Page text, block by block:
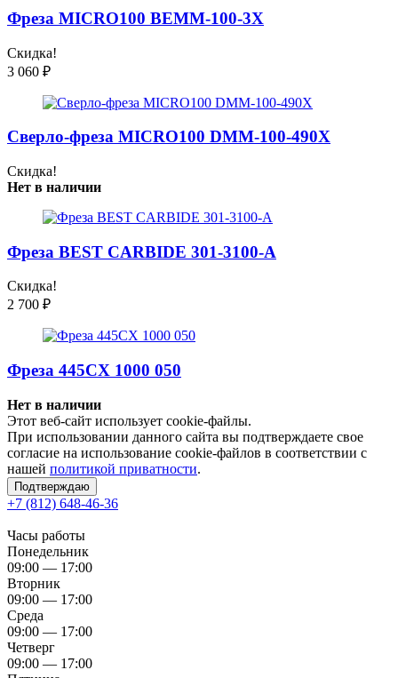
Фреза MICRO100 BEMM-100-3X
Скидка!
3 060 ₽
Сверло-фреза MICRO100 DMM-100-490X
Скидка!
Нет в наличии
Фреза BEST CARBIDE 301-3100-A
Скидка!
2 700 ₽
Фреза 445CX 1000 050
Нет в наличии
Этот веб-сайт использует cookie-файлы.
При использовании данного сайта вы подтверждаете свое
согласие на использование cookie-файлов в соответствии с
нашей политикой приватности.
Подтверждаю
+7 (812) 648-46-36
Часы работы
Понедельник
09:00 — 17:00
Вторник
09:00 — 17:00
Среда
09:00 — 17:00
Четверг
09:00 — 17:00